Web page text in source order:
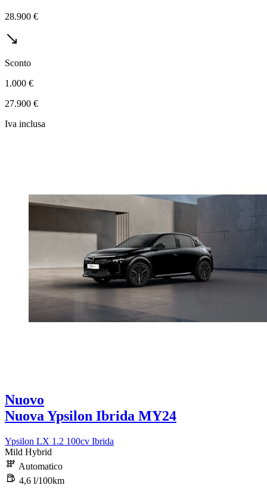
28.900 €
Sconto
1.000 €
27.900 €
Iva inclusa
Nuovo
Nuova Ypsilon Ibrida MY24
Ypsilon LX 1.2 100cv Ibrida
Mild Hybrid
Automatico
4,6 l/100km